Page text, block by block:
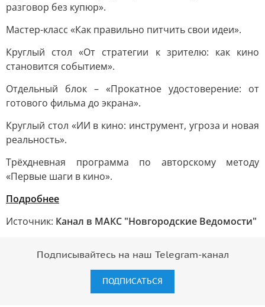
разговор без купюр».
Мастер-класс «Как правильно питчить свои идеи».
Круглый стол «От стратегии к зрителю: как кино
становится событием».
Отдельный блок – «Прокатное удостоверение: от
готового фильма до экрана».
Круглый стол «ИИ в кино: инструмент, угроза и новая
реальность».
Трёхдневная программа по авторскому методу
«Первые шаги в кино».
Подробнее
Источник: Канал в МАКС "Новгородские Ведомости"
Подписывайтесь на наш Telegram-канал
ПОДПИСАТЬСЯ